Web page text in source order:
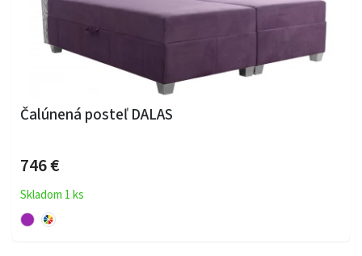
Čalúnená posteľ DALAS
746 €
Skladom 1 ks